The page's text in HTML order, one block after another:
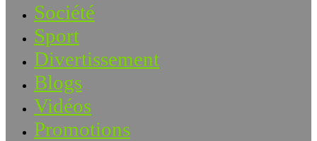
Société
Sport
Divertissement
Blogs
Vidéos
Promotions